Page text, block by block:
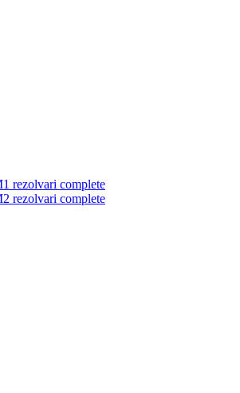
rezolvari complete
rezolvari complete